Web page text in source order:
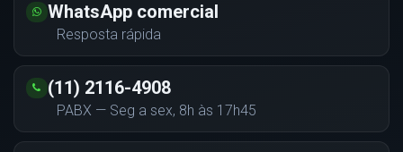
WhatsApp comercial
Resposta rápida
(11) 2116-4908
PABX — Seg a sex, 8h às 17h45